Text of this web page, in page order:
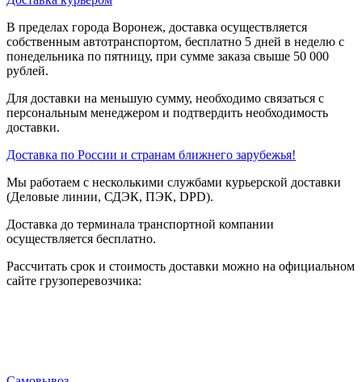
В пределах города Воронеж, доставка осуществляется
собственным автотранспортом, бесплатно 5 дней в неделю с
понедельника по пятницу, при сумме заказа свыше 50 000
рублей.
Для доставки на меньшую сумму, необходимо связаться с
персональным менеджером и подтвердить необходимость
доставки.
Доставка по России и странам ближнего зарубежья!
Мы работаем с несколькими службами курьерской доставки
(Деловые линии, СДЭК, ПЭК, DPD).
Доставка до терминала транспортной компании
осуществляется бесплатно.
Рассчитать срок и стоимость доставки можно на официальном
сайте грузоперевозчика: